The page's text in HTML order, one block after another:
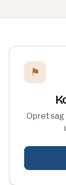
⚑
Opret sag